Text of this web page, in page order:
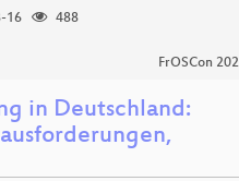
16
488
FrOSCon
in Deutschland: